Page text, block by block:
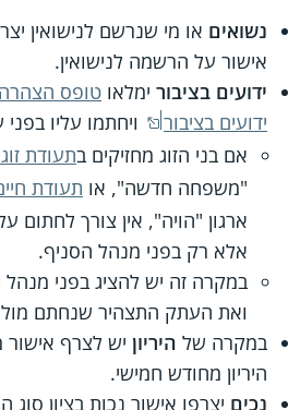
נשואים או מי שנרשם לנישואין
אישור על הרשמה לנישואין.
ידועים בציבור ימלאו טופס הצהרה
ידועים בציבור
ויחתמו עליו בפני
אם בני הזוג מחזיקים בתעודת
"משפחה חדשה", או תעודת
ארגון "הויה", אין צורך לחתום
אלא רק בפני מנהל הסניף.
במקרה זה יש להציג בפני
ואת העתק התצהיר שנחתם מול
במקרה של היריון יש לצרף אישור
היריון מחודש חמישי.
נכים יצרפו אישור נכות בציון